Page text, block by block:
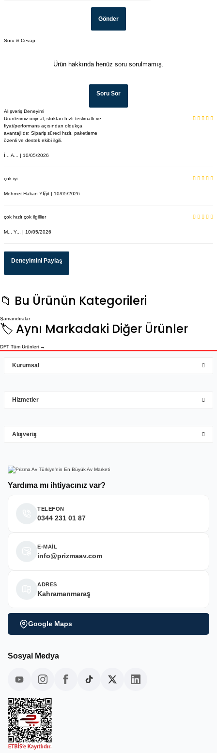
Gönder
Soru & Cevap
Ürün hakkında henüz soru sorulmamış.
Soru Sor
Alışveriş Deneyimi
Ürünlerimiz orijinal, stoktan hızlı teslimatlı ve
fiyat/performans açısından oldukça
avantajlıdır. Sipariş süreci hızlı, paketleme
özenli ve destek ekibi ilgili.
İ... A... | 10/05/2026
çok iyi
Mehmet Hakan Yİğit | 10/05/2026
çok hızlı çok ilgillier
M... Y... | 10/05/2026
Deneyimini Paylaş
📁 Bu Ürünün Kategorileri
Şamandıralar
🏷️ Aynı Markadaki Diğer Ürünler
DFT Tüm Ürünleri →
Yardıma mı ihtiyacınız var?
TELEFON
0344 231 01 87
E-MAİL
info@prizmaav.com
ADRES
Kahramanmaraş
Google Maps
Kurumsal
Hizmetler
Alışveriş
Sosyal Medya